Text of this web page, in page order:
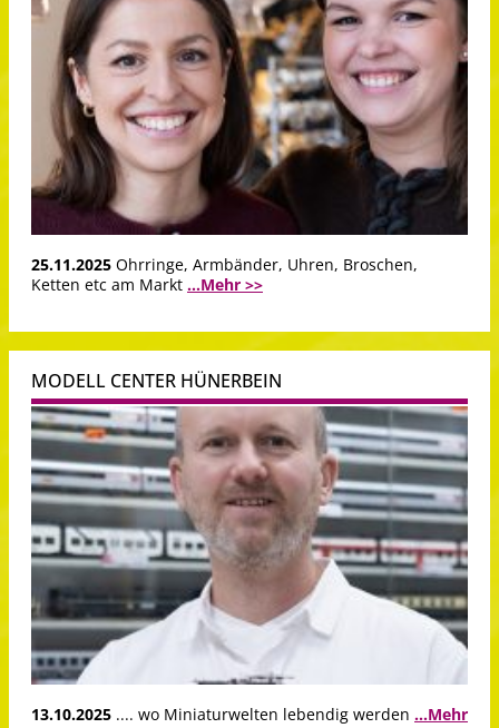
25.11.2025 Ohrringe, Armbänder, Uhren, Broschen,
Ketten etc am Markt ...Mehr >>
MODELL CENTER HÜNERBEIN
13.10.2025 .... wo Miniaturwelten lebendig werden ...Mehr